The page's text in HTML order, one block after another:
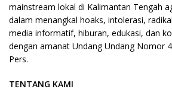
mainstream lokal di Kalimantan Tengah
dalam menangkal hoaks, intolerasi,
media informatif, hiburan, edukasi, dan
dengan amanat Undang Undang Nomor
Pers.
TENTANG KAMI